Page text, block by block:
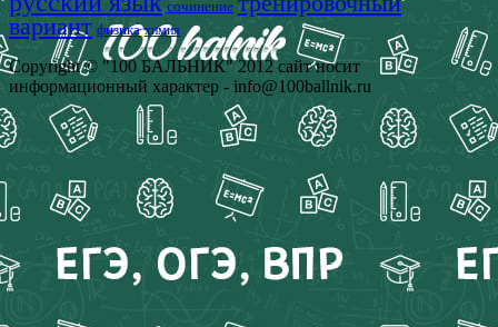
сочинение
вариант физика химия
Copyright © "100 БАЛЬНИК" 2012 сайт носит
информационный характер - info@100ballnik.ru